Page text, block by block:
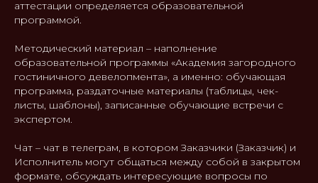
аттестации определяется образовательной
программой.
Методический материал – наполнение
образовательной программы «Академия загородного
гостиничного девелопмента», а именно: обучающая
программа, раздаточные материалы (таблицы, чек-
листы, шаблоны), записанные обучающие встречи с
экспертом.
Чат – чат в телеграм, в котором Заказчики (Заказчик) и
Исполнитель могут общаться между собой в закрытом
формате, обсуждать интересующие вопросы по